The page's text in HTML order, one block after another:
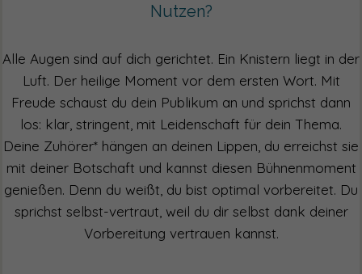
Nutzen?
Alle Augen sind auf dich gerichtet. Ein Knistern liegt in der
Luft. Der heilige Moment vor dem ersten Wort. Mit
Freude schaust du dein Publikum an und sprichst dann
los: klar, stringent, mit Leidenschaft für dein Thema.
Deine Zuhörer* hängen an deinen Lippen, du erreichst sie
mit deiner Botschaft und kannst diesen Bühnenmoment
genießen. Denn du weißt, du bist optimal vorbereitet. Du
sprichst selbst-vertraut, weil du dir selbst dank deiner
Vorbereitung vertrauen kannst.